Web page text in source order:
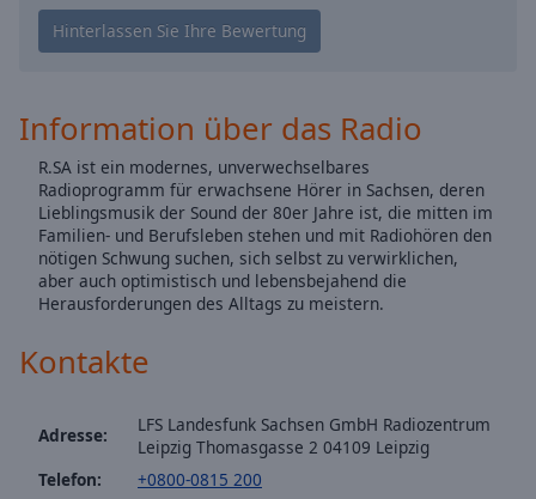
Background
Color
Opacity
Font
Edge
Family
Information über das Radio
R.SA ist ein modernes, unverwechselbares
Radioprogramm für erwachsene Hörer in Sachsen, deren
Lieblingsmusik der Sound der 80er Jahre ist, die mitten im
Familien- und Berufsleben stehen und mit Radiohören den
nötigen Schwung suchen, sich selbst zu verwirklichen,
aber auch optimistisch und lebensbejahend die
Herausforderungen des Alltags zu meistern.
Kontakte
Adresse:
LFS Landesfunk Sachsen GmbH Radiozentrum
Leipzig Thomasgasse 2 04109 Leipzig
Telefon:
+0800-0815 200